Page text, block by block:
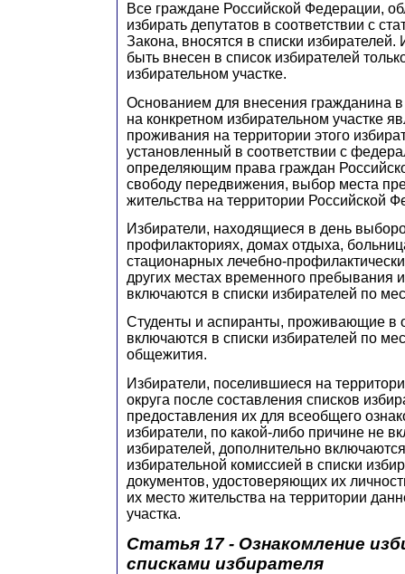
Все граждане Российской Федерации,
избирать депутатов в соответствии с
Закона, вносятся в списки избирателей.
быть внесен в список избирателей
избирательном участке.
Основанием для внесения гражданина в
на конкретном избирательном участке
проживания на территории этого
установленный в соответствии с
определяющим права граждан
свободу передвижения, выбор места
жительства на территории Российской
Избиратели, находящиеся в день
профилакториях, домах отдыха,
стационарных лечебно-
других местах временного пребывания
включаются в списки избирателей по
Студенты и аспиранты, проживающие в
включаются в списки избирателей по
общежития.
Избиратели, поселившиеся на
округа после составления списков
предоставления их для всеобщего
избиратели, по какой-либо причине не
избирателей, дополнительно
избирательной комиссией в списки
документов, удостоверяющих их
их место жительства на территории
участка.
Статья 17 - Ознакомление
списками избирателя